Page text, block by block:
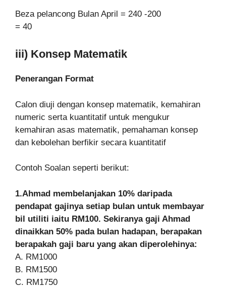
Beza pelancong Bulan April = 240 -200
= 40
iii) Konsep Matematik
Penerangan Format
Calon diuji dengan konsep matematik, kemahiran
numeric serta kuantitatif untuk mengukur
kemahiran asas matematik, pemahaman konsep
dan kebolehan berfikir secara kuantitatif
Contoh Soalan seperti berikut:
1.Ahmad membelanjakan 10% daripada
pendapat gajinya setiap bulan untuk membayar
bil utiliti iaitu RM100. Sekiranya gaji Ahmad
dinaikkan 50% pada bulan hadapan, berapakan
berapakah gaji baru yang akan diperolehinya:
A. RM1000
B. RM1500
C. RM1750